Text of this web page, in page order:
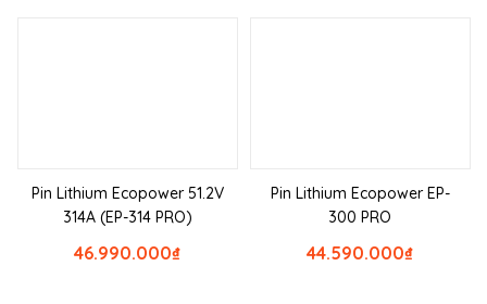
Pin Lithium Ecopower 51.2V
314A (EP-314 PRO)
₫
46.990.000
Pin Lithium Ecopower EP-
300 PRO
₫
44.590.000